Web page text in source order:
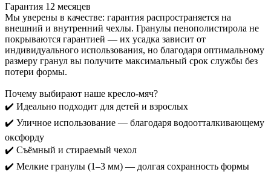
Гарантия 12 месяцев
Мы уверены в качестве: гарантия распространяется на
внешний и внутренний чехлы. Гранулы пенополистирола не
покрываются гарантией — их усадка зависит от
индивидуального использования, но благодаря оптимальному
размеру гранул вы получите максимальный срок службы без
потери формы.
Почему выбирают наше кресло-мяч?
✔️ Идеально подходит для детей и взрослых
✔️ Уличное использование — благодаря водоотталкивающему
оксфорду
✔️ Съёмный и стираемый чехол
✔️ Мелкие гранулы (1–3 мм) — долгая сохранность формы